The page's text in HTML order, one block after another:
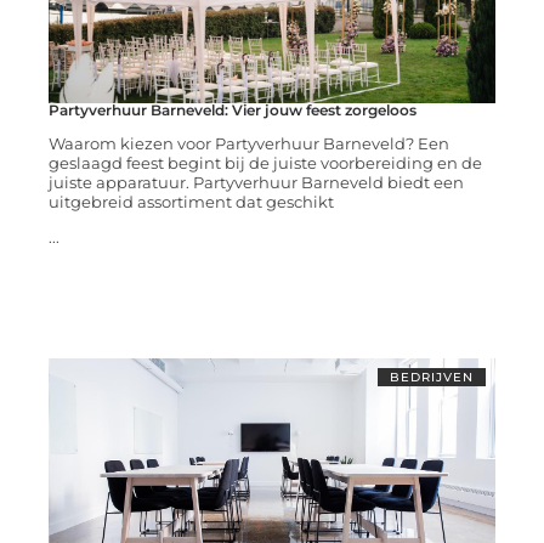
Partyverhuur Barneveld: Vier jouw feest zorgeloos
Waarom kiezen voor Partyverhuur Barneveld? Een
geslaagd feest begint bij de juiste voorbereiding en de
juiste apparatuur. Partyverhuur Barneveld biedt een
uitgebreid assortiment dat geschikt
...
BEDRIJVEN